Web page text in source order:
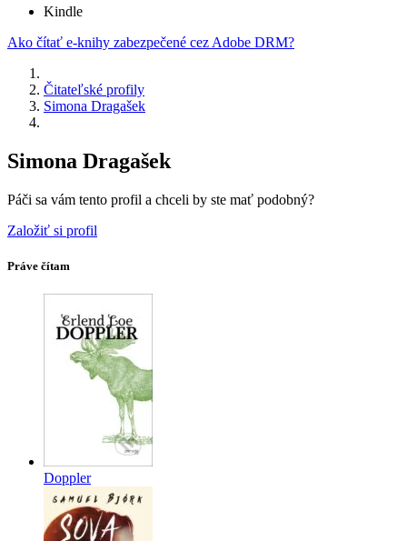
Kindle
Ako čítať e-knihy zabezpečené cez Adobe DRM?
Čitateľské profily
Simona Dragašek
Simona Dragašek
Páči sa vám tento profil a chceli by ste mať podobný?
Založiť si profil
Práve čítam
Doppler